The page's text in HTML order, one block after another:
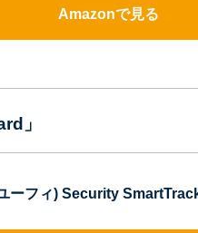
Amazonで見る
」
ーフィ) Security